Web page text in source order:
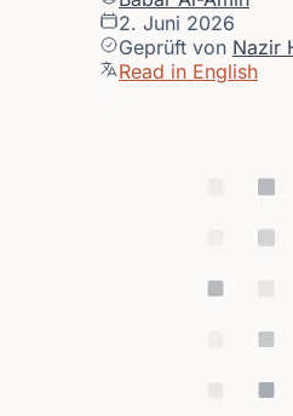
2. Juni 2026
Geprüft von Nazir
Read in English